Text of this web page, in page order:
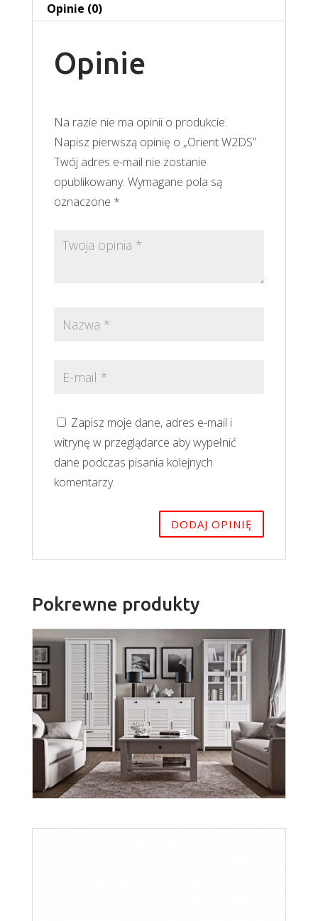
Opinie (0)
Opinie
Na razie nie ma opinii o produkcie.
Napisz pierwszą opinię o „Orient W2DS”
Twój adres e-mail nie zostanie
opublikowany. Wymagane pola są
oznaczone *
Zapisz moje dane, adres e-mail i
witrynę w przeglądarce aby wypełnić
dane podczas pisania kolejnych
komentarzy.
Pokrewne produkty